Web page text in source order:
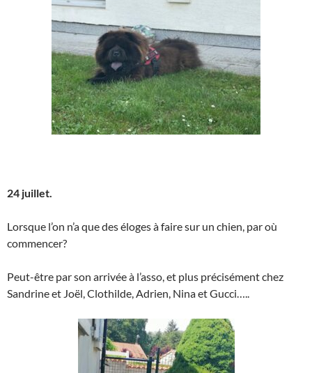
24 juillet.
Lorsque l’on n’a que des éloges à faire sur un chien, par où
commencer?
Peut-être par son arrivée à l’asso, et plus précisément chez
Sandrine et Joël, Clothilde, Adrien, Nina et Gucci…..